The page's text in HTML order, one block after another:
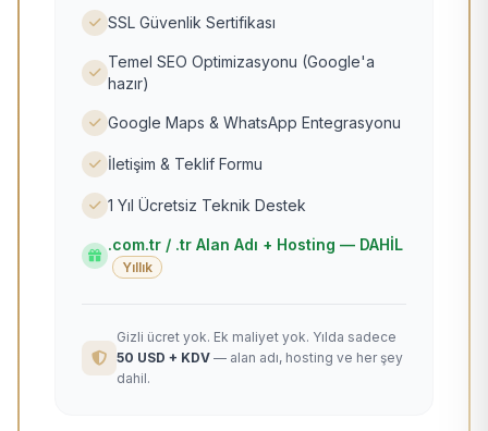
SSL Güvenlik Sertifikası
Temel SEO Optimizasyonu (Google'a
hazır)
Google Maps & WhatsApp Entegrasyonu
İletişim & Teklif Formu
1 Yıl Ücretsiz Teknik Destek
.com.tr / .tr Alan Adı + Hosting — DAHİL
Yıllık
Gizli ücret yok. Ek maliyet yok. Yılda sadece
50 USD + KDV — alan adı, hosting ve her şey
dahil.